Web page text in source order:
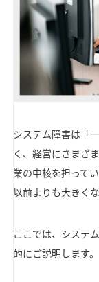
システム障害は「
く、経営にさまざ
業の中核を担って
以前よりも大きくな
ここでは、システ
的にご説明します。